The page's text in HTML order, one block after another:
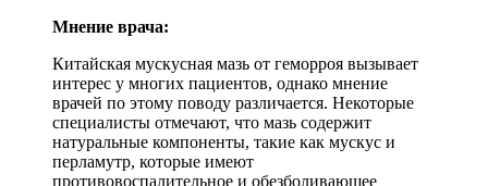
Мнение врача:
Китайская мускусная мазь от геморроя вызывает
интерес у многих пациентов, однако мнение
врачей по этому поводу различается. Некоторые
специалисты отмечают, что мазь содержит
натуральные компоненты, такие как мускус и
перламутр, которые имеют
противовоспалительное и обезболивающее